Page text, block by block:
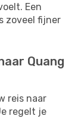
Een
zoveel fijner
Quang
reis naar
regelt je